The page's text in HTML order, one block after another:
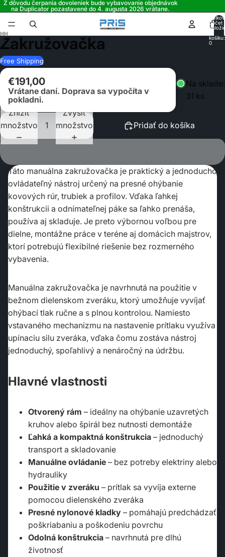
Z dôvodu čerpania dovoleniek bude vybavovanie objednávok
na Duplicator pozastavené do 4. augusta 2026 vrátane.
počet
košíku:
0
Zakružovačka
Free Shipping
€191,00
Vrátane daní. Doprava sa vypočíta v
pokladni.
Na sklade:
31 ks
Znížiť
množstvo
Zvýšiť
množstvo
Pridať do košíka
Táto manuálna zakružovačka je praktický a jednoducho
ovládateľný nástroj určený na presné ohýbanie
kovových rúr, trubiek a profilov. Vďaka ľahkej
konštrukcii a odnímateľnej páke sa ľahko prenáša,
používa aj skladuje. Je preto výbornou voľbou pre
dielne, montážne práce v teréne aj domácich majstrov,
ktorí potrebujú flexibilné riešenie bez rozmerného
vybavenia.
Manuálna zakružovačka je navrhnutá na použitie v
bežnom dielenskom zveráku, ktorý umožňuje vyvíjať
ohýbací tlak ručne a s plnou kontrolou. Namiesto
vstavaného mechanizmu na nastavenie prítlaku využíva
upínaciu silu zveráka, vďaka čomu zostáva nástroj
jednoduchý, spoľahlivý a nenáročný na údržbu.
Hlavné vlastnosti
Otvorený rám – ideálny na ohýbanie uzavretých
kruhov alebo špirál bez nutnosti demontáže
Ľahká a kompaktná konštrukcia – jednoduchý
transport a skladovanie
Manuálne ovládanie – bez potreby elektriny alebo
hydrauliky
Použitie v zveráku – prítlak sa vyvíja externe
pomocou dielenského zveráka
Presné nylonové kladky – pomáhajú predchádzať
poškriabaniu a poškodeniu povrchu
Odolná konštrukcia – navrhnutá pre dlhú
životnosť